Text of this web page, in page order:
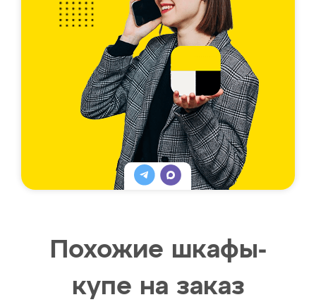
Похожие шкафы-
купе на заказ